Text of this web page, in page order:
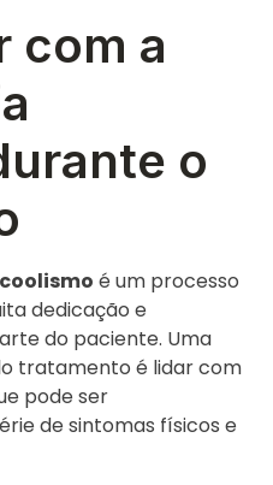
com a
o
é um processo
dedicação e
do paciente. Uma
tratamento é lidar com
pode ser
de sintomas físicos e